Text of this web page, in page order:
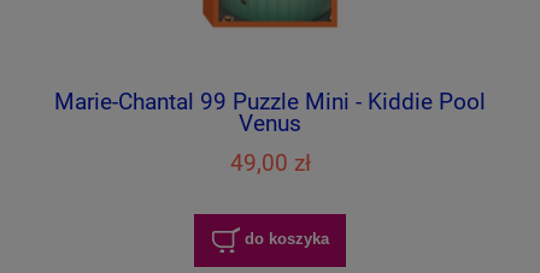
Marie-Chantal 99 Puzzle Mini - Kiddie Pool
Venus
49,00 zł
do koszyka